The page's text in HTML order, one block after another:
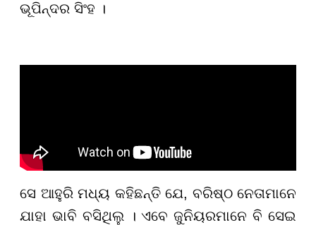
ଭୂପିନ୍ଦର ସିଂହ ।
ସେ ଆହୁରି ମଧ୍ୟ କହିଛନ୍ତି ଯେ, ବରିଷ୍ଠ ନେତାମାନେ
ଯାହା ଭାବି ବସିଥିଲୁ । ଏବେ ଜୁନିୟରମାନେ ବି ସେଇ